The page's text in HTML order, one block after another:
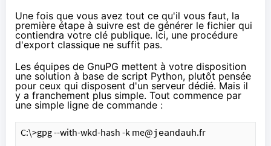
Une fois que vous avez tout ce qu'il vous faut, la
première étape à suivre est de générer le fichier qui
contiendra votre clé publique. Ici, une procédure
d'export classique ne suffit pas.
Les équipes de GnuPG mettent à votre disposition
une solution à base de script Python, plutôt pensée
pour ceux qui disposent d'un serveur dédié. Mais il
y a franchement plus simple. Tout commence par
une simple ligne de commande :
C:\>gpg --with-wkd-hash -k me@jeandauh.fr